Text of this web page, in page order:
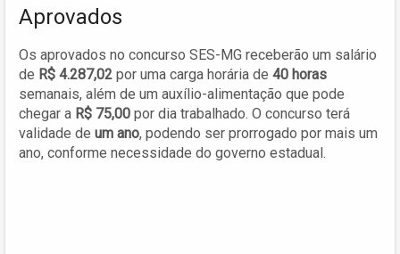
Aprovados
Os aprovados no concurso SES-MG receberão um salário
de R$ 4.287,02 por uma carga horária de 40 horas
semanais, além de um auxílio-alimentação que pode
chegar a R$ 75,00 por dia trabalhado. O concurso terá
validade de um ano, podendo ser prorrogado por mais um
ano, conforme necessidade do governo estadual.